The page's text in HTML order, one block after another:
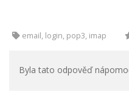
email, login, pop3, imap
Byla tato odpověď